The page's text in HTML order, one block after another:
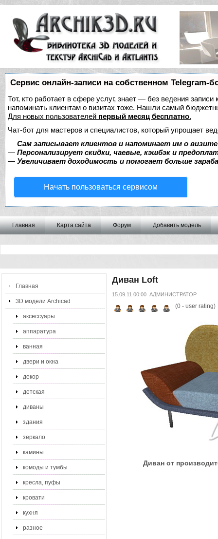
Сервис онлайн-записи на собственном Telegram-
Тот, кто работает в сфере услуг, знает — без ведения
напоминать клиентам о визитах тоже. Нашли самый
Для новых пользователей первый месяц бесплатно.
Чат-бот для мастеров и специалистов, который упрощает
— Сам записывает клиентов и напоминает им о
— Персонализирует скидки, чаевые, кэшбэк и
— Увеличивает доходимость и помогает больше
Начать пользоваться сервисом
Главная Карта сайта Форум Добавить модель
Главная
3D модели Archicad
аксессуары
аппаратура
ванная
двери и окна
декор
детская
диваны
здания
зеркало
камины
комоды и тумбы
кресла, пуфы
кровати
кухня
разное
Диван Loft
15.09.11 00:00 АДМИНИСТРАТОР
(0- user rating)
Диван от